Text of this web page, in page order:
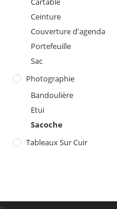
Ceinture
Couverture d'agenda
Portefeuille
Sac
Photographie
Bandoulière
Etui
Sacoche
Tableaux Sur Cuir